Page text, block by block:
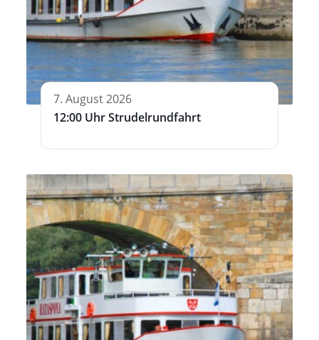
7. August 2026
12:00 Uhr Strudelrundfahrt